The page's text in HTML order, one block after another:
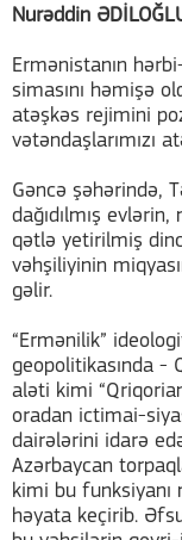
Nurəddin
Ermənistanın
simasını həmişə
atəşkəs rejimini
vətəndaşlarımızı
Gəncə şəhərində,
dağıdılmış
qətlə yetirilmiş
vəhşiliyinin
gəlir.
“Ermənilik”
geopolitikasında -
aləti kimi
oradan ictimai-
dairələrini idarə
Azərbaycan
kimi bu
həyata keçirib.